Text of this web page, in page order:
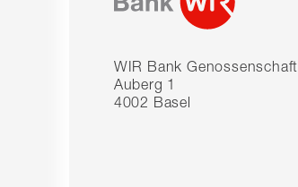
WIR Bank Genossenschaft
Auberg 1
4002 Basel